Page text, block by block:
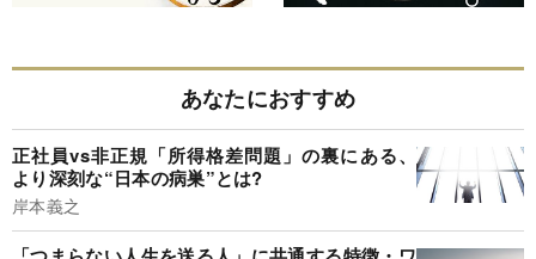
あなたにおすすめ
正社員vs非正規「所得格差問題」の裏にある、
より深刻な“日本の病巣”とは?
岸本義之